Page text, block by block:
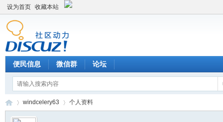
设为首页 收藏本站
便民信息 微信群 论坛
windcelery63 个人资料